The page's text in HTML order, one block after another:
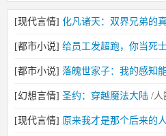
[现代言情] 化凡诸天：双界兄弟的
[都市小说] 给员工发超跑，你当死士
[都市小说] 落魄世家子：我的感知
[幻想言情] 圣约：穿越魔法大陆 /人
[现代言情] 原来我才是那个后来的人